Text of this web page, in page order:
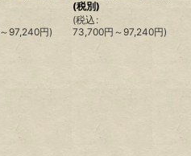
～97,240円)
(税別)
(税込 :
73,700円 ～97,240円)